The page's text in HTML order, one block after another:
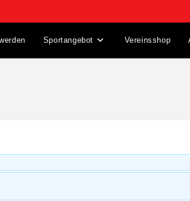
Sportangebot Vereinsshop